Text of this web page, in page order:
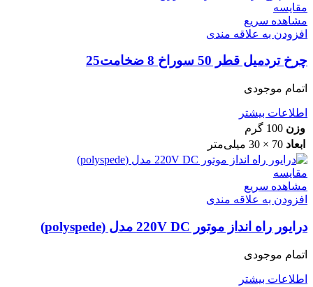
مقایسه
مشاهده سریع
افزودن به علاقه مندی
چرخ تردمیل قطر 50 سوراخ 8 ضخامت25
اتمام موجودی
اطلاعات بیشتر
وزن 100 گرم
ابعاد 70 × 30 میلی‌متر
مقایسه
مشاهده سریع
افزودن به علاقه مندی
درایور راه انداز موتور 220V DC مدل (polyspede)
اتمام موجودی
اطلاعات بیشتر